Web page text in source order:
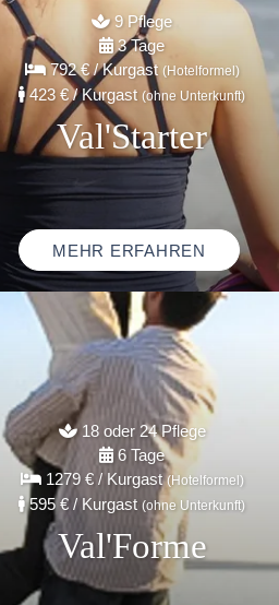
Val'Starter
9 Pflege
3 Tage
792 €/ Kurgast (Hotelformel)
423 €/ Kurgast (ohne Unterkunft)
MEHR ERFAHREN
Val'Forme
18 oder 24 Pflege
6 Tage
1279 €/ Kurgast(Hotelformel)
595 € / Kurgast (ohne Unterkunft)